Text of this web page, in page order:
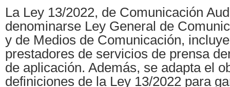
La Ley 13/2022, de Comunicación
denominarse Ley General de
y de Medios de Comunicación,
prestadores de servicios de prensa
de aplicación. Además, se adapta el
definiciones de la Ley 13/2022 para